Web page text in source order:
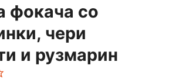
фокача со
чери
и рузмарин